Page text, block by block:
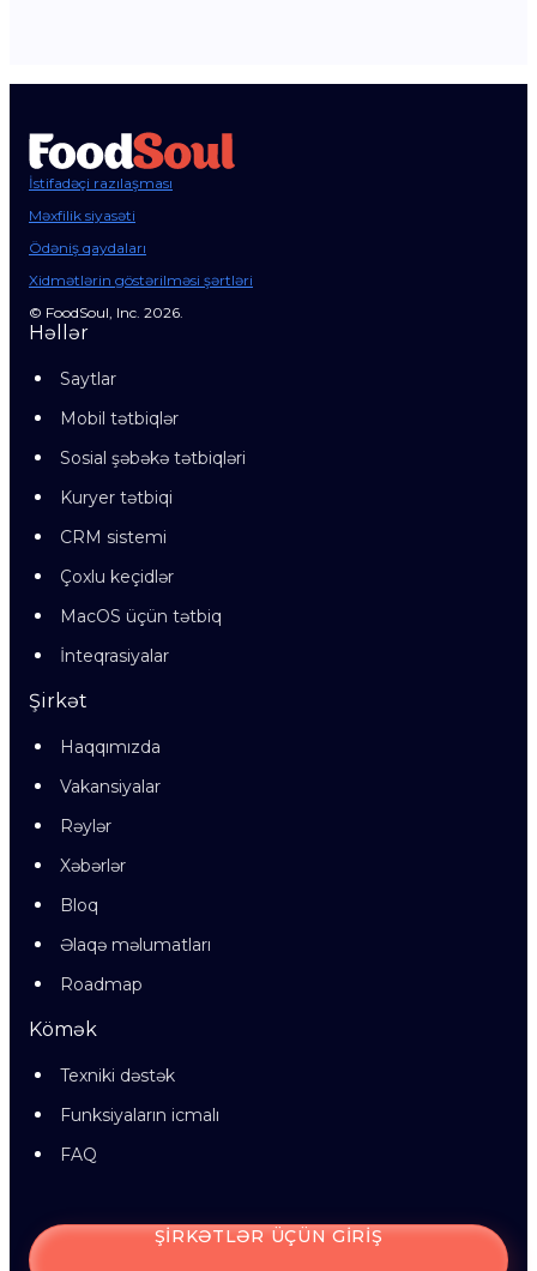
İstifadəçi razılaşması
Məxfilik siyasəti
Ödəniş qaydaları
Xidmətlərin göstərilməsi şərtləri
© FoodSoul, Inc. 2026.
Həllər
Saytlar
Mobil tətbiqlər
Sosial şəbəkə tətbiqləri
Kuryer tətbiqi
CRM sistemi
Çoxlu keçidlər
MacOS üçün tətbiq
İnteqrasiyalar
Şirkət
Haqqımızda
Vakansiyalar
Rəylər
Xəbərlər
Bloq
Əlaqə məlumatları
Roadmap
Kömək
Texniki dəstək
Funksiyaların icmalı
FAQ
ŞIRKƏTLƏR ÜÇÜN GIRIŞ